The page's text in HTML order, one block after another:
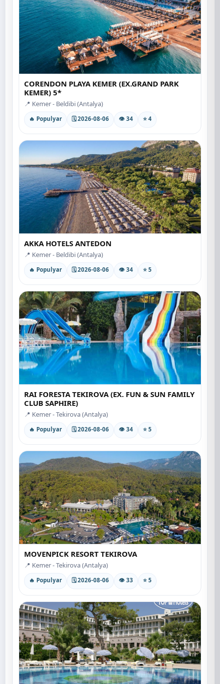
CORENDON PLAYA KEMER (EX.GRAND PARK
KEMER) 5*
📍 Kemer - Beldibi (Antalya)
🔥 Populyar 🗓 2026-08-06 👁 34 ⭐ 4
AKKA HOTELS ANTEDON
📍 Kemer - Beldibi (Antalya)
🔥 Populyar 🗓 2026-08-06 👁 34 ⭐ 5
RAI FORESTA TEKIROVA (EX. FUN & SUN FAMILY
CLUB SAPHIRE)
📍 Kemer - Tekirova (Antalya)
🔥 Populyar 🗓 2026-08-06 👁 34 ⭐ 5
MOVENPICK RESORT TEKIROVA
📍 Kemer - Tekirova (Antalya)
🔥 Populyar 🗓 2026-08-06 👁 33 ⭐ 5